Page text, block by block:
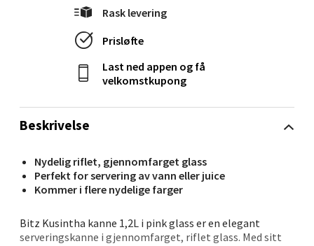
Beskrivelse
Nydelig riflet, gjennomfarget glass
Perfekt for servering av vann eller juice
Kommer i flere nydelige farger
Bitz Kusintha kanne 1,2L i pink glass er en elegant
serveringskanne i gjennomfarget, riflet glass. Med sitt
Rask levering
Prisløfte
Last ned appen og få
velkomstkupong
Molde - Moldetorget
Torget 1, 6413 Molde
0 i butikk